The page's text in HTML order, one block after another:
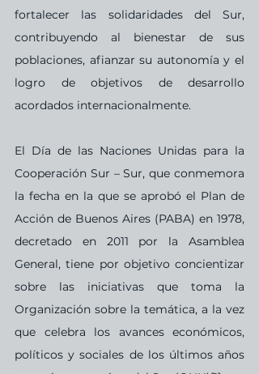
fortalecer las solidaridades del Sur,
contribuyendo al bienestar de sus
poblaciones, afianzar su autonomía y el
logro de objetivos de desarrollo
acordados internacionalmente.
El Día de las Naciones Unidas para la
Cooperación Sur – Sur, que conmemora
la fecha en la que se aprobó el Plan de
Acción de Buenos Aires (PABA) en 1978,
decretado en 2011 por la Asamblea
General, tiene por objetivo concientizar
sobre las iniciativas que toma la
Organización sobre la temática, a la vez
que celebra los avances económicos,
políticos y sociales de los últimos años